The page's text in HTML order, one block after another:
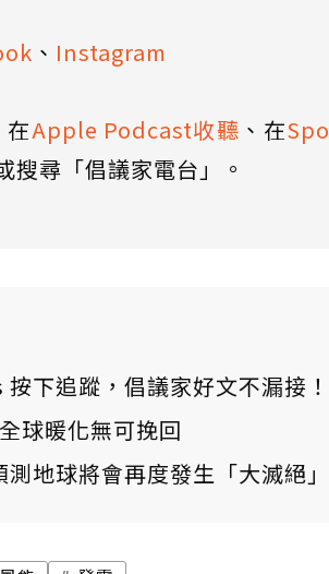
、 Instagram
Apple Podcast收聽 、在
搜尋「倡議家電台」。
下追蹤，倡議家好文不漏接！
球暖化無可挽回
地球將會再度發生「大滅絕」